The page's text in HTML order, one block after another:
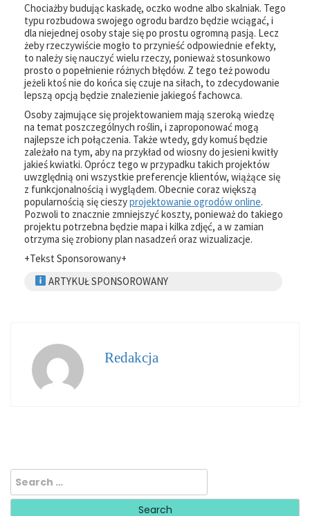
Chociażby budując kaskadę, oczko wodne albo skalniak. Tego
typu rozbudowa swojego ogrodu bardzo będzie wciągać, i
dla niejednej osoby staje się po prostu ogromną pasją. Lecz
żeby rzeczywiście mogło to przynieść odpowiednie efekty,
to należy się nauczyć wielu rzeczy, ponieważ stosunkowo
prosto o popełnienie różnych błędów. Z tego też powodu
jeżeli ktoś nie do końca się czuje na siłach, to zdecydowanie
lepszą opcją będzie znalezienie jakiegoś fachowca.
Osoby zajmujące się projektowaniem mają szeroką wiedzę
na temat poszczególnych roślin, i zaproponować mogą
najlepsze ich połączenia. Także wtedy, gdy komuś będzie
zależało na tym, aby na przykład od wiosny do jesieni kwitły
jakieś kwiatki. Oprócz tego w przypadku takich projektów
uwzględnią oni wszystkie preferencje klientów, wiążące się
z funkcjonalnością i wyglądem. Obecnie coraz większą
popularnością się cieszyprojektowanie ogrodów online.
Pozwoli to znacznie zmniejszyć koszty, ponieważ do takiego
projektu potrzebna będzie mapa i kilka zdjęć, a w zamian
otrzyma się zrobiony plan nasadzeń oraz wizualizacje.
+Tekst Sponsorowany+
ARTYKUŁ SPONSOROWANY
Redakcja
Search
for: